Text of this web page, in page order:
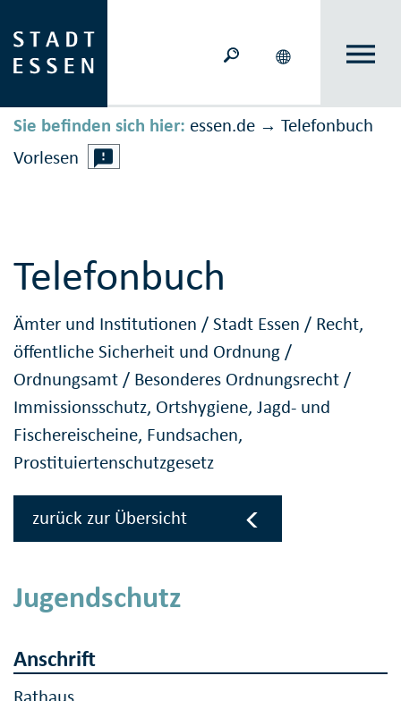
Sie befinden sich hier: essen.de → Telefonbuch
Vorlesen
Telefonbuch
Ämter und Institutionen /Stadt Essen / Recht,
öffentliche Sicherheit und Ordnung /
Ordnungsamt / Besonderes Ordnungsrecht /
Immissionsschutz, Ortshygiene, Jagd- und
Fischereischeine, Fundsachen,
Prostituiertenschutzgesetz
zurück zur Übersicht
Jugendschutz
Anschrift